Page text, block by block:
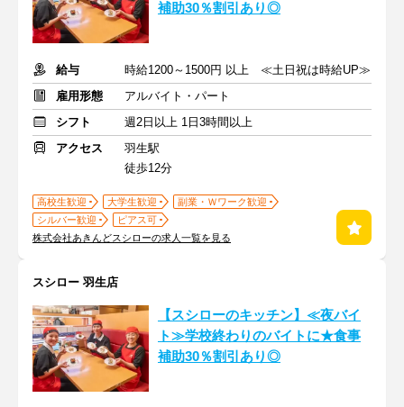
補助30％割引あり◎
給与
時給1200～1500円 以上 ≪土日祝は時給UP≫
雇用形態
アルバイト・パート
シフト
週2日以上 1日3時間以上
アクセス
羽生駅
徒歩12分
高校生歓迎 大学生歓迎
副業・Ｗワーク歓迎
シルバー歓迎
ピアス可
株式会社あきんどスシローの求人一覧を見る
スシロー 羽生店
【スシローのキッチン】≪夜バイ
ト≫学校終わりのバイトに★食事
補助30％割引あり◎